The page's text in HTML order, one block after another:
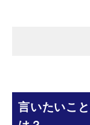
言いたいこ